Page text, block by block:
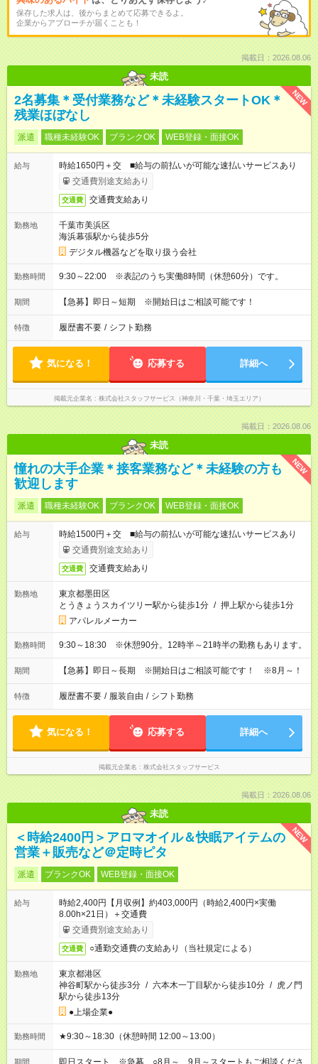
保存した求人は、後からまとめて応募できるよ。
企業からアプローチが届くことも！
掲載日：2026.08.06
未読
NEW
2名募集＊受付業務など＊未経験スタートOK＊
残業ほぼなし
派遣 職種未経験OK ブランクOK WEB登録・面接OK
給与
時給1650円＋交 ■給与の前払いが可能な速払いサービスあり
交通費別途支給あり
交通費 交通費支給あり
勤務地
千葉市美浜区
海浜幕張駅から徒歩5分
デジタル機器などを取り扱う会社
勤務時間 9:30～22:00 ※表記のうち実働8時間（休憩60分）です。
期間 【急募】即日～短期 ※開始日はご相談可能です！
特徴 履歴書不要 / シフト勤務
気になる！ 応募する 詳細へ
掲載元企業名 株式会社スタッフサービス（神奈川・千葉・埼玉エリア）
掲載日：2026.08.06
未読
NEW
憧れの大手企業＊接客業務など＊未経験の方も
歓迎します
派遣 職種未経験OK ブランクOK WEB登録・面接OK
給与
時給1500円＋交 ■給与の前払いが可能な速払いサービスあり
交通費別途支給あり
交通費 交通費支給あり
勤務地
東京都墨田区
とうきょうスカイツリー駅から徒歩1分 / 押上駅から徒歩1分
アパレルメーカー
勤務時間 9:30～18:30 ※休憩90分。12時半～21時半の勤務もあります。
期間 【急募】即日～長期 ※開始日はご相談可能です！ ※8月～！
特徴 履歴書不要 / 服装自由 / シフト勤務
気になる！ 応募する 詳細へ
掲載元企業名 株式会社スタッフサービス
掲載日：2026.08.06
未読
NEW
＜時給2400円＞アロマオイル＆快眠アイテムの
営業＋販売など＠定時ピタ
派遣 ブランクOK WEB登録・面接OK
給与
時給2,400円【月収例】約403,000円（時給2,400円×実働
8.00h×21日）＋交通費
交通費別途支給あり
交通費 ○通勤交通費の支給あり（当社規定による）
勤務地
東京都港区
神谷町駅から徒歩3分 / 六本木一丁目駅から徒歩10分 / 虎ノ門
駅から徒歩13分
●上場企業●
勤務時間 ★9:30～18:30（休憩時間 12:00～13:00）
期間 即日スタート ※急募 ○8月～、9月～スタートもご相談くださ